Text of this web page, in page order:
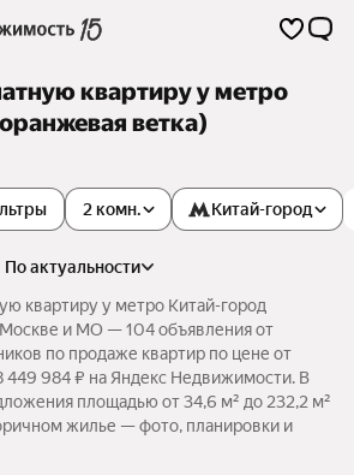
квартиру у метро
ветка)
2 комн. Китай-город
по актуальности
квартиру у метро Китай-город
и МО — 104 объявления от
по продаже квартир по цене от
984 ₽ на Яндекс Недвижимости. В
площадью от 34,6 м² до 232,2 м²
жилье — фото, планировки и